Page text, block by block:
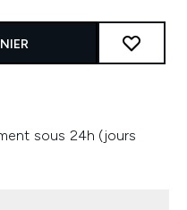
sous 24h (jours